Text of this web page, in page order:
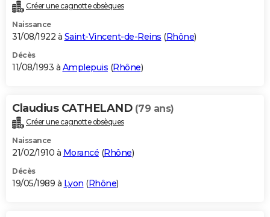
Créer une cagnotte obsèques
Naissance
31/08/1922 à Saint-Vincent-de-Reins (Rhône)
Décès
11/08/1993 à Amplepuis (Rhône)
Claudius CATHELAND (79 ans)
Créer une cagnotte obsèques
Naissance
21/02/1910 à Morancé (Rhône)
Décès
19/05/1989 à Lyon (Rhône)